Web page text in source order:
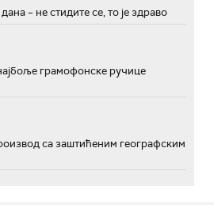
– не стидите се, то је здраво
грамофонске ручице
са заштићеним географским